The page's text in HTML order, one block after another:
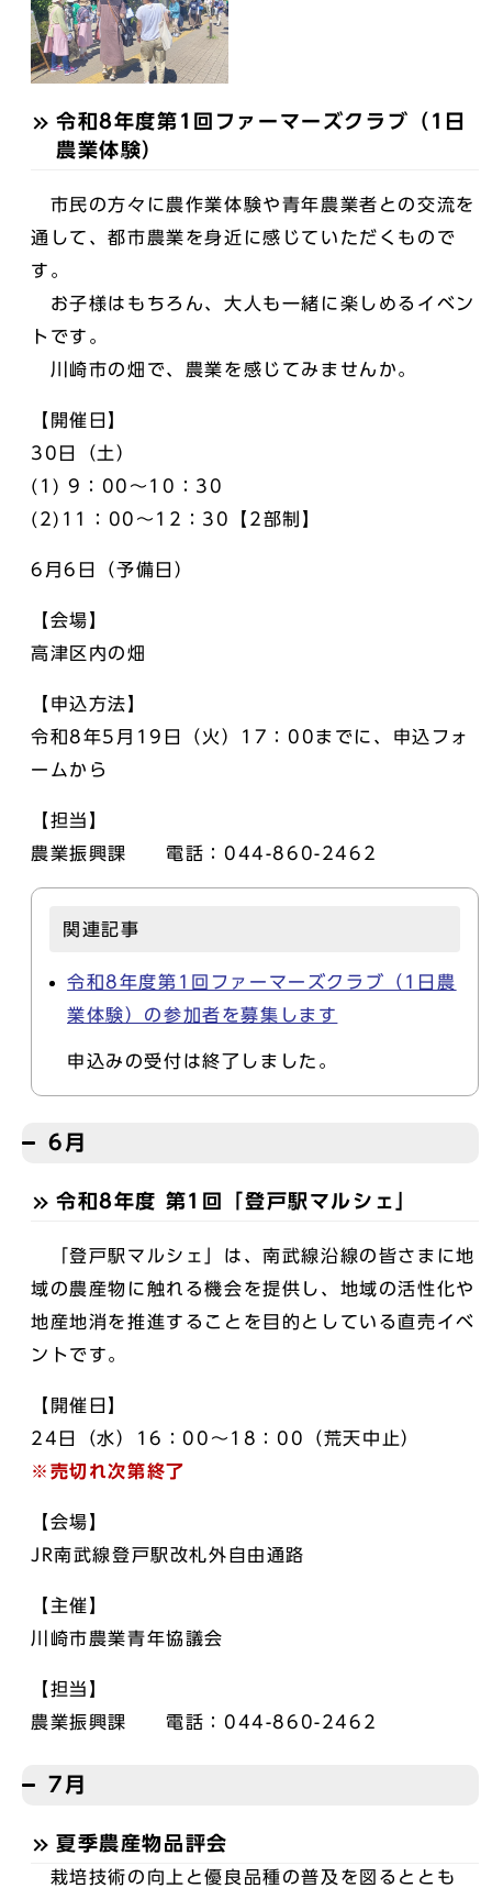
令和8年度第1回ファーマーズクラブ（1日
農業体験）
市民の方々に農作業体験や青年農業者との交流を
通して、都市農業を身近に感じていただくもので
す。
お子様はもちろん、大人も一緒に楽しめるイベン
トです。
川崎市の畑で、農業を感じてみませんか。
【開催日】
30日（土）
(1) 9：00～10：30
(2)11：00～12：30【2部制】
6月6日（予備日）
【会場】
高津区内の畑
【申込方法】
令和8年5月19日（火）17：00までに、申込フォ
ームから
【担当】
農業振興課 電話：044-860-2462
関連記事
令和8年度第1回ファーマーズクラブ（1日農
業体験）の参加者を募集します
申込みの受付は終了しました。
6月
令和8年度 第1回「登戸駅マルシェ」
「登戸駅マルシェ」は、南武線沿線の皆さまに地
域の農産物に触れる機会を提供し、地域の活性化や
地産地消を推進することを目的としている直売イベ
ントです。
【開催日】
24日（水）16：00～18：00（荒天中止）
※売切れ次第終了
【会場】
JR南武線登戸駅改札外自由通路
【主催】
川崎市農業青年協議会
【担当】
農業振興課 電話：044-860-2462
7月
夏季農産物品評会
栽培技術の向上と優良品種の普及を図るととも